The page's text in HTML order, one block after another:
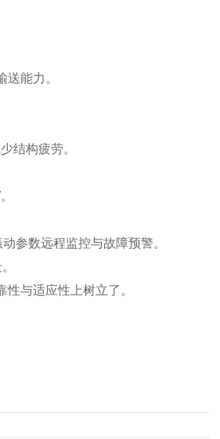
能力。
结构疲劳。
参数远程监控与故障预警。
与适应性上树立了。